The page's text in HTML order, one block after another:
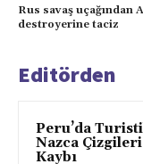
Rus savaş uçağından
destroyerine taciz
Editörden
Peru’da
Nazca
Kaybı